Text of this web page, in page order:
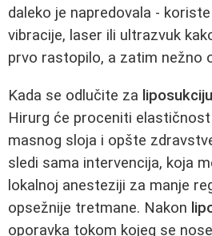
daleko je napredovala -
vibracije, laser ili ultrazvuk
prvo rastopilo, a zatim nežno
Kada se odlučite za liposukciju
Hirurg će proceniti elastičnost
masnog sloja i opšte
sledi sama intervencija, koja
lokalnoj anesteziji za manje
opsežnije tretmane. Nakon
oporavka tokom kojeg se